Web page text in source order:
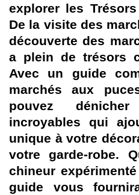
explorer les
De la visite des
découverte des
a plein de trésors
Avec un guide
marchés aux
pouvez
incroyables qui
unique à votre
votre garde-robe.
chineur
guide vous